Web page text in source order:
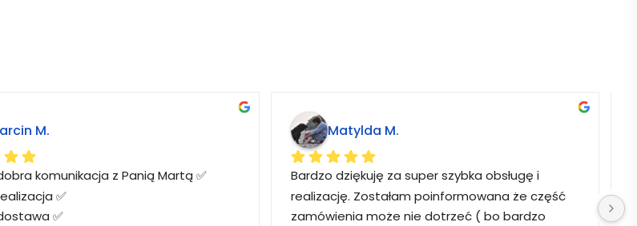
M.
komunikacja z Panią Martą ✅
✅
✅
Matylda M.
Bardzo dziękuję za super szybka obsługę i
realizację. Zostałam poinformowana że część
zamówienia może nie dotrzeć ( bo bardzo